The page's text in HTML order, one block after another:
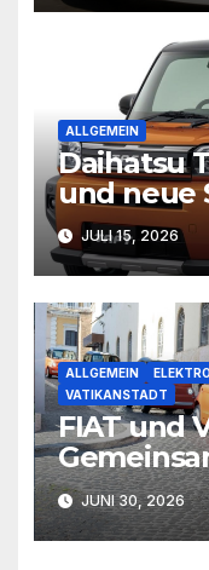
ALLGEMEIN
Daihatsu
und neue
JULI 15, 2026
ALLGEMEIN
VATIKANSTADT
FIAT und
JUNI 30, 2026